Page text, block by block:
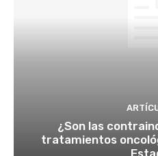
¿Son las
tratamientos